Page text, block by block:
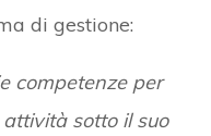
di gestione:
competenze per
sotto il suo